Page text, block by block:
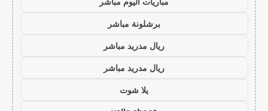
برشلونة مباشر
ريال مدريد مباشر
ريال مدريد مباشر
يلا شوت